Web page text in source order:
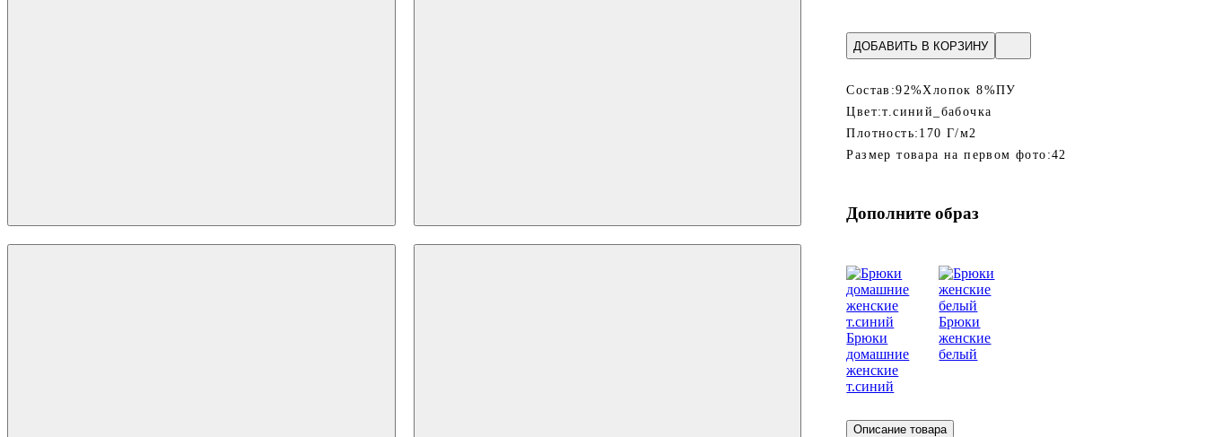
ДОБАВИТЬ В КОРЗИНУ
Состав:92%Хлопок 8%ПУ
Цвет:т.синий_бабочка
Плотность: 170 Г/м2
Размер товара на первом фото:42
Дополните образ
Брюки
домашние
женские
т.синий
Брюки
женские
белый
Описание товара